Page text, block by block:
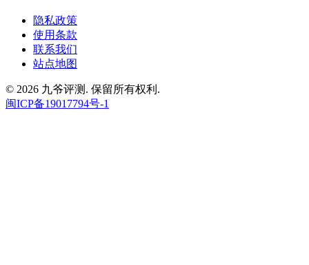
隐私政策
使用条款
联系我们
站点地图
© 2026 九爷评测. 保留所有权利.
闽ICP备19017794号-1